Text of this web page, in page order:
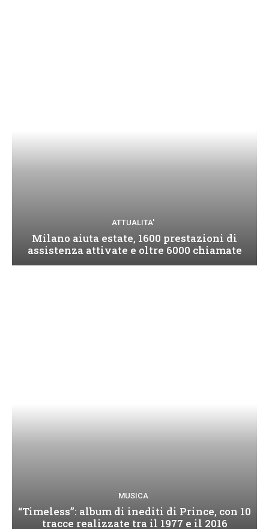
ATTUALITA'
Milano aiuta estate, 1600 prestazioni di
assistenza attivate e oltre 6000 chiamate
MUSICA
“Timeless”: album di inediti di Prince, con 10
tracce realizzate tra il 1977 e il 2016